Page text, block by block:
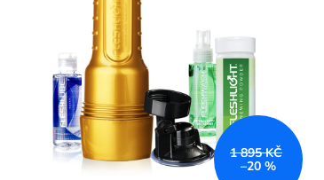
1 895 KČ
–20 %